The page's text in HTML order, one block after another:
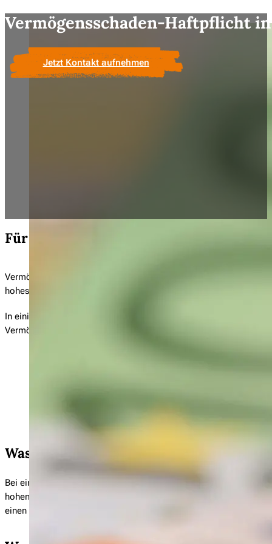
Vermögensschaden-Haft­pflicht
Jetzt Kontakt aufnehmen
Für wen ist eine
Vermögensschäden, die im Rahmen einer beruflichen Tätigkeit
hohes Risiko, können sich aber mit einer
In einigen Branchen, wie z.B. rechts- und wirtschaftsberatende
Vermögensschadenhaftpflichtversicherung gesetzlich
Wirtschaftsprüfer
Was ist eine
Bei einem Vermögensschaden muss zwischen einem echten
hohen finanziellen Verlust erleidet. Ein unechter
einen Verdienstausfall entsteht ein Vermögensschaden, welcher